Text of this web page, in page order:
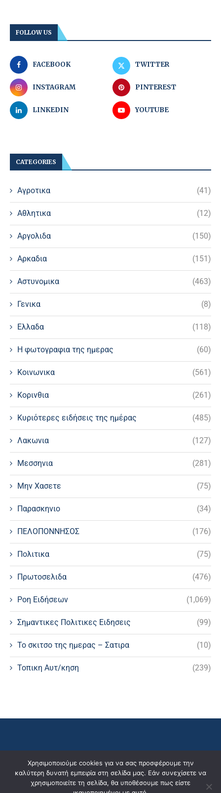
FOLLOW US
FACEBOOK TWITTER
INSTAGRAM PINTEREST
LINKEDIN YOUTUBE
CATEGORIES
Αγροτικα (41)
Αθλητικα (12)
Αργολιδα (150)
Αρκαδια (151)
Αστυνομικα (463)
Γενικα (8)
Ελλαδα (118)
Η φωτογραφια της ημερας (60)
Κοινωνικα (561)
Κορινθια (261)
Κυριότερες ειδήσεις της ημέρας (485)
Λακωνια (127)
Μεσσηνια (281)
Μην Χασετε (75)
Παρασκηνιο (34)
ΠΕΛΟΠΟΝΝΗΣΟΣ (176)
Πολιτικα (75)
Πρωτοσελιδα (476)
Ροη Ειδήσεων (1,069)
Σημαντικες Πολιτικες Ειδησεις (99)
Το σκιτσο της ημερας – Σατιρα (10)
Τοπικη Αυτ/κηση (239)
Χρησιμοποιούμε cookies για να σας προσφέρουμε την
καλύτερη δυνατή εμπειρία στη σελίδα μας. Εάν συνεχίσετε να
χρησιμοποιείτε τη σελίδα, θα υποθέσουμε πως είστε